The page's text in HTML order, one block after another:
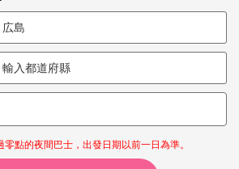
點的夜間巴士，出發日期以前一日為準。